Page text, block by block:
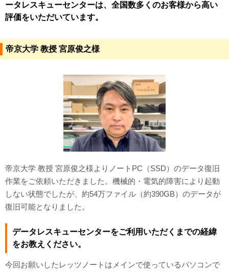
ータレスキューセンターは、全国数多くのお客様から高い
評価をいただいています。
帝京大学 教授 宮原俊之様
帝京大学 教授 宮原俊之様よりノートPC（SSD）のデータ復旧
作業をご依頼いただきました。機械的・電気的障害により起動
しない状態でしたが、約54万ファイル（約390GB）のデータが
復旧可能となりました。
データレスキューセンターをご利用いただくまでの経緯
をお教えください。
今回お願いしたレッツノートはメインで使っているパソコンで
データ復旧事例
対応メディア
よくあるご質問
データ復旧特集
データ復旧のウソ？ホント？
プライバシーマーク認定
ISO27001(ISMS)認証
特定商取引法に基づく表記
会社案内・会社概要